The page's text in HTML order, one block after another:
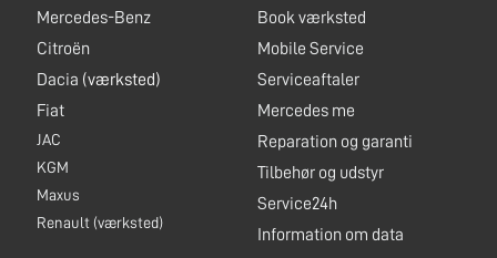
Mercedes-Benz
Citroën
Dacia (værksted)
Fiat
JAC
KGM
Maxus
Renault (værksted)
Book værksted
Mobile Service
Serviceaftaler
Mercedes me
Reparation og garanti
Tilbehør og udstyr
Service24h
Information om data